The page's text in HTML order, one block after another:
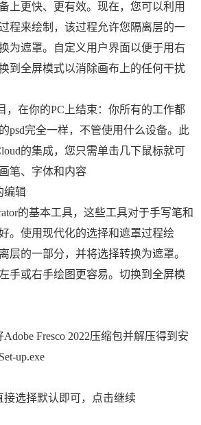
上更快、更有效。现在，您可以利用
程来绘制，该过程允许您隔离层的一
为遮罩。自定义用户界面以便于用右
到全屏模式以消除画布上的任何干扰
，在你的PC上结束：你所有的工作都
psd完全一样，不管使用什么设备。此
的集成，您只需单击几下鼠标就可
笔、字体和内容
编辑
的基本工具，这些工具对于手写笔和
。使用现代化的选择和遮罩过程绘
层的一部分，并将选择转换为遮罩。
手或右手绘图更容易。切换到全屏模
Fresco 2022压缩包并解压得到安
up.exe
接选择默认即可，点击继续